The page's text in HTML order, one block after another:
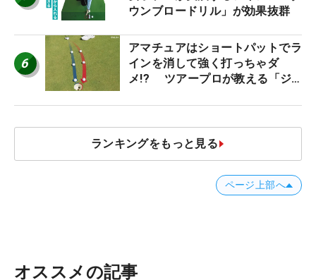
ウンブロードリル」が効果抜群
6
アマチュアはショートパットでラ
インを消して強く打っちゃダ
メ!? ツアープロが教える「ジ
減するワケ
ランキングをもっと見る
ページ上部へ
オススメの記事